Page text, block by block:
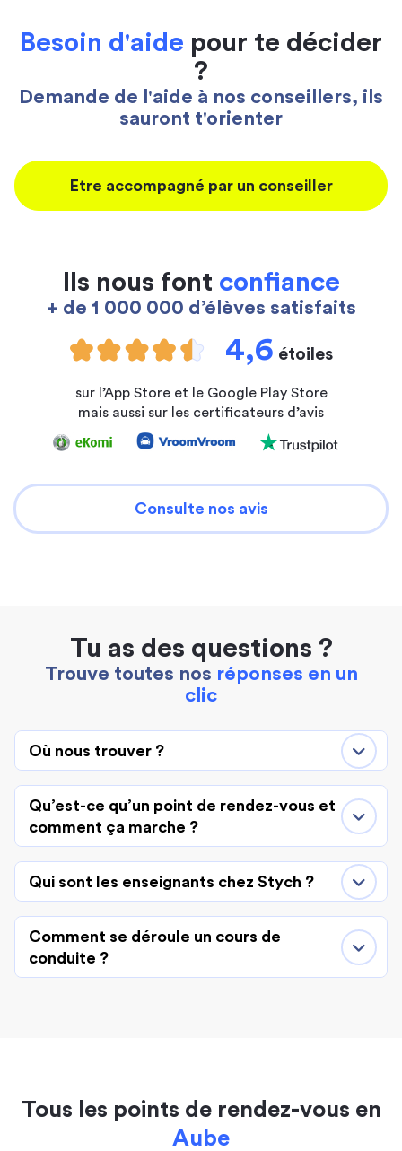
Besoin d'aide pour te décider
?
Demande de l'aide à nos conseillers, ils
sauront t'orienter
Etre accompagné par un conseiller
Ils nous font confiance
+ de 1 000 000 d’élèves satisfaits
4,6 étoiles
sur l’App Store et le Google Play Store
mais aussi sur les certificateurs d’avis
Consulte nos avis
Tu as des questions ?
Trouve toutes nos réponses en un
clic
Où nous trouver ?
Qu’est-ce qu’un point de rendez-vous et
comment ça marche ?
Qui sont les enseignants chez Stych ?
Comment se déroule un cours de
conduite ?
Tous les points de rendez-vous en
Aube